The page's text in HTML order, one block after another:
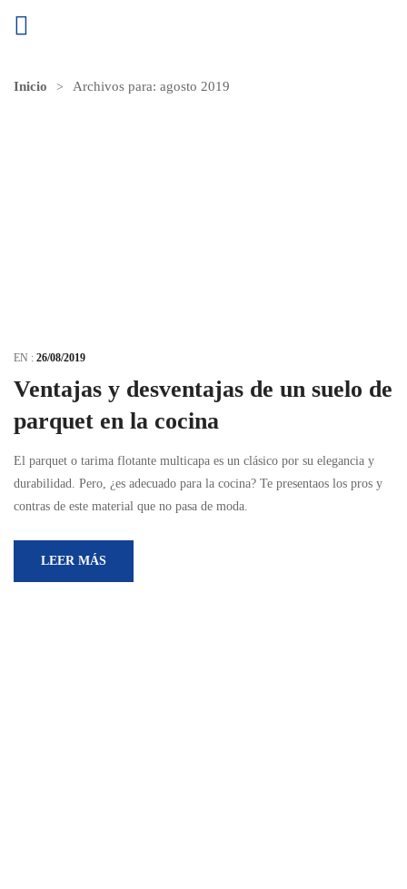
Inicio Archivos para: agosto 2019
EN : 26/08/2019
Ventajas y desventajas de un suelo de
parquet en la cocina
El parquet o tarima flotante multicapa es un clásico por su elegancia y
durabilidad. Pero, ¿es adecuado para la cocina? Te presentaos los pros y
contras de este material que no pasa de moda.
LEER MÁS